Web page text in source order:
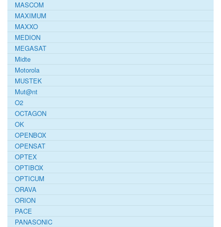
MASCOM
MAXIMUM
MAXXO
MEDION
MEGASAT
Midte
Motorola
MUSTEK
Mut@nt
O2
OCTAGON
OK
OPENBOX
OPENSAT
OPTEX
OPTIBOX
OPTICUM
ORAVA
ORION
PACE
PANASONIC